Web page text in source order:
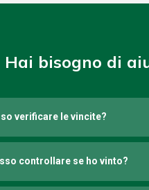
Hai bisogno di
verificare le vincite?
controllare se ho vinto?